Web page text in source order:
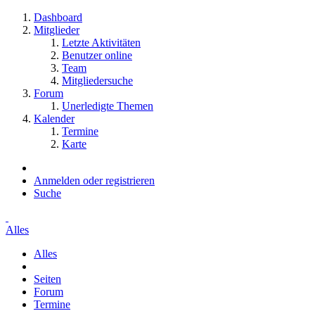
Dashboard
Mitglieder
Letzte Aktivitäten
Benutzer online
Team
Mitgliedersuche
Forum
Unerledigte Themen
Kalender
Termine
Karte
Anmelden oder registrieren
Suche
Alles
Alles
Seiten
Forum
Termine